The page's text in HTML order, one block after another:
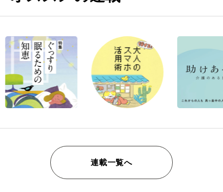
連載一覧へ